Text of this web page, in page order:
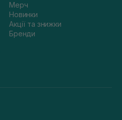
Мерч
Новинки
Акції та знижки
Бренди